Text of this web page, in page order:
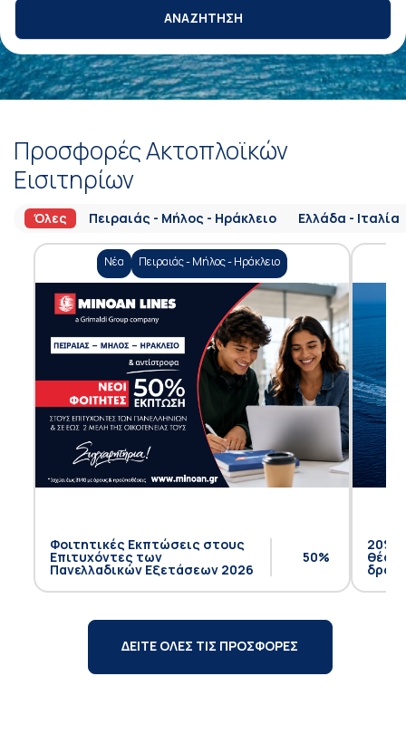
ΑΝΑΖΗΤΗΣΗ
Προσφορές Ακτοπλοϊκών
Εισιτηρίων
Όλες Πειραιάς - Μήλος - Ηράκλειο Ελλάδα - Ιταλία
Νέα Πειραιάς - Μήλος - Ηράκλειο
Φοιτητικές Εκπτώσεις στους
Επιτυχόντες των
Πανελλαδικών Εξετάσεων 2026
50%
20%
θέση
ΔΕΙΤΕ ΟΛΕΣ ΤΙΣ ΠΡΟΣΦΟΡΕΣ